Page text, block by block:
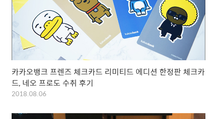
카카오뱅크 프렌즈 체크카드 리미티드 에디션 한정판 체크카
드, 네오 프로도 수취 후기
2018.08.06